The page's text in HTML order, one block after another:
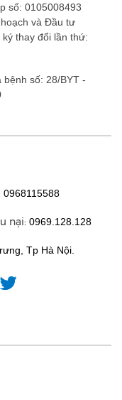
số: 0105008493
và Đầu tư
thay đổi lần thứ:
số: 28/BYT -
0968115588
nại: 0969.128.128
Tp Hà Nội.